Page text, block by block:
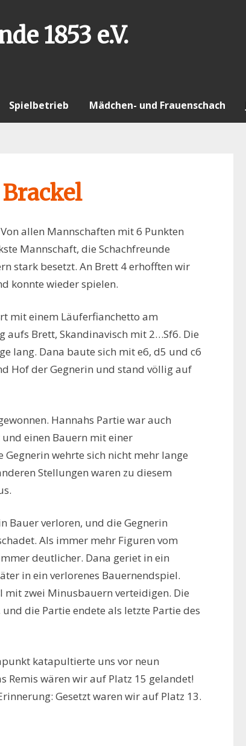
1853 e.V.
Spielbetrieb Mädchen- und Frauenschach
allen Mannschaften mit 6 Punkten
Mannschaft, die Schachfreunde
stark besetzt. An Brett 4 erhofften wir
konnte wieder spielen.
mit einem Läuferfianchetto am
aufs Brett, Skandinavisch mit 2…Sf6. Die
lang. Dana baute sich mit e6, d5 und c6
Hof der Gegnerin und stand völlig auf
Hannahs Partie war auch
einen Bauern mit einer
wehrte sich nicht mehr lange
Stellungen waren zu diesem
Bauer verloren, und die Gegnerin
Als immer mehr Figuren vom
deutlicher. Dana geriet in ein
in ein verlorenes Bauernendspiel.
zwei Minusbauern verteidigen. Die
die Partie endete als letzte Partie des
katapultierte uns vor neun
Remis wären wir auf Platz 15 gelandet!
Gesetzt waren wir auf Platz 13.